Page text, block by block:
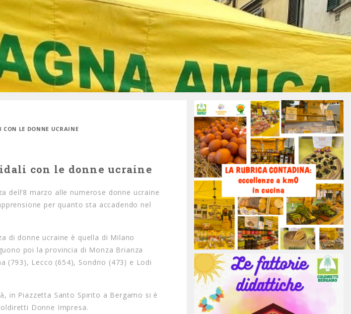
LE DONNE UCRAINE
con le donne ucraine
dell’8 marzo alle numerose donne ucraine
per quanto sta accadendo nel
di donne ucraine è quella di Milano
poi la provincia di Monza Brianza
(793), Lecco (654), Sondrio (473) e Lodi
in Piazzetta Santo Spirito a Bergamo si è
Donne Impresa.